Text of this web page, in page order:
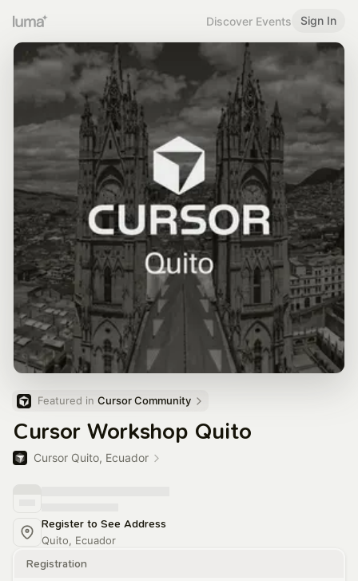
Discover Events Sign In
Featured in Cursor Community
Cursor Workshop Quito
Cursor Quito, Ecuador
Register to See Address
Quito, Ecuador
Registration